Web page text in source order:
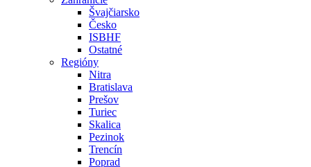
Švajčiarsko
Česko
ISBHF
Ostatné
Regióny
Nitra
Bratislava
Prešov
Turiec
Skalica
Pezinok
Trencín
Poprad